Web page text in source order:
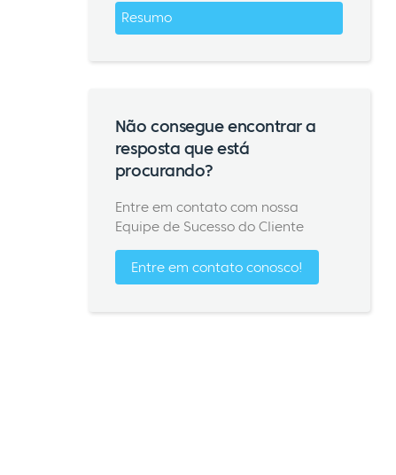
Resumo
Não consegue encontrar a
resposta que está
procurando?
Entre em contato com nossa
Equipe de Sucesso do Cliente
Entre em contato conosco!